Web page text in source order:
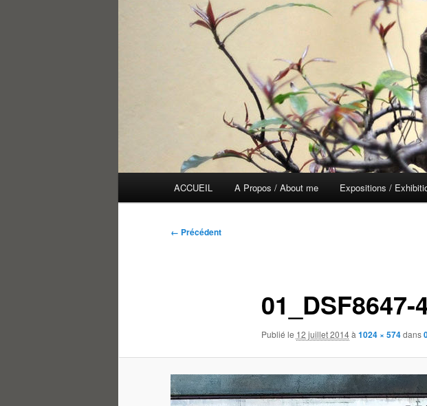
ACCUEIL A Propos / About me Expositions /
Navigation
← Précédent
01_DSF8647-
Publié le 12 juillet 2014à 1024 × 574dans